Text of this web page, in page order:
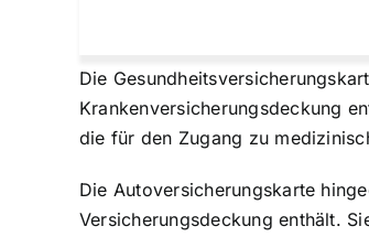
Die
Krankenversicherungsdeckung
die für den Zugang zu
Die Autoversicherungskarte
Versicherungsdeckung enthält.